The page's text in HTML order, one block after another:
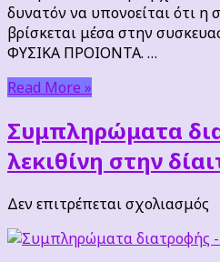
δυνατόν να υπονοείται ότι η
βρίσκεται μέσα στην
ΦΥΣΙΚΑ ΠΡΟΙΟΝΤΑ. …
Read More »
Συμπληρώματα
λεκιθίνη στην
Δεν επιτρέπεται σχολιασμός